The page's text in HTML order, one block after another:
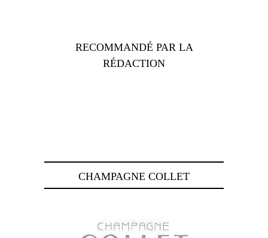
RECOMMANDÉ PAR LA
RÉDACTION
CHAMPAGNE COLLET